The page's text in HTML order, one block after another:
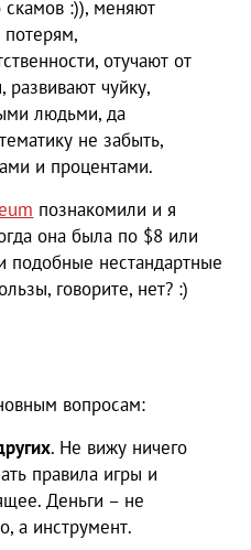
скамов :)), меняют
отучают от
развивают чуйку,
людьми, да
не забыть,
и процентами.
познакомили и я
она была по $8 или
подобные нестандартные
говорите, нет? :)
вопросам:
. Не вижу ничего
правила игры и
Деньги – не
а инструмент.